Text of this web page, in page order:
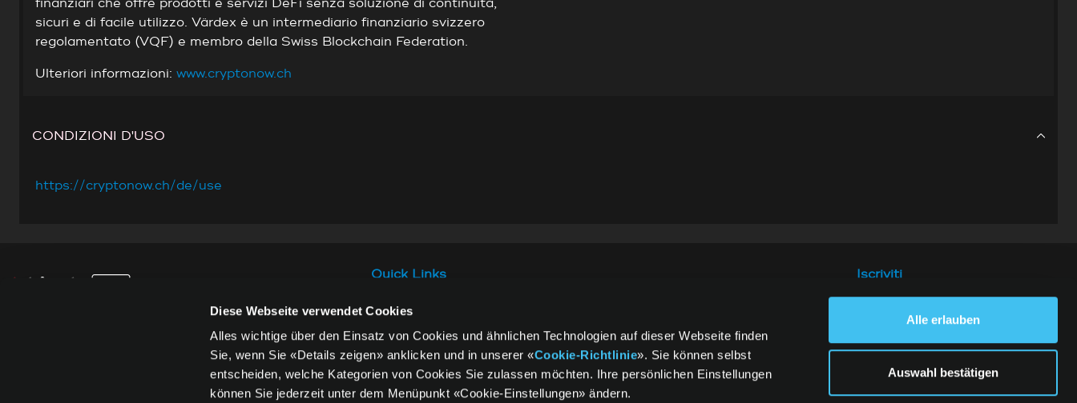
Diese Webseite verwendet Cookies
Alles wichtige über den Einsatz von Cookies und ähnlichen Technologien auf dieser Webseite finden
Sie, wenn Sie «Details zeigen» anklicken und in unserer «Cookie-Richtlinie». Sie können selbst
entscheiden, welche Kategorien von Cookies Sie zulassen möchten. Ihre persönlichen Einstellungen
können Sie jederzeit unter dem Menüpunkt «Cookie-Einstellungen» ändern.
Alle erlauben
Auswahl bestätigen
sicuri e di facile utilizzo. Värdex è un intermediario finanziario svizzero
regolamentato (VQF) e membro della Swiss Blockchain Federation.
Ulteriori informazioni: www.cryptonow.ch
CONDIZIONI D'USO
https://cryptonow.ch/de/use
Quick Links
Informazioni legali
Termini e condizioni
generali
FAQ
Iscriviti